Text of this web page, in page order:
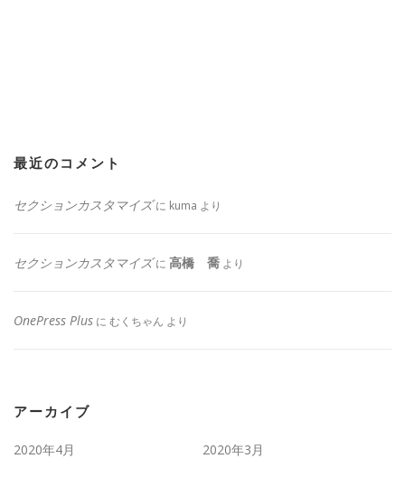
最近のコメント
セクションカスタマイズに kuma より
セクションカスタマイズに 高橋 喬 より
OnePress Plus に むくちゃん より
アーカイブ
2020年4月 2020年3月